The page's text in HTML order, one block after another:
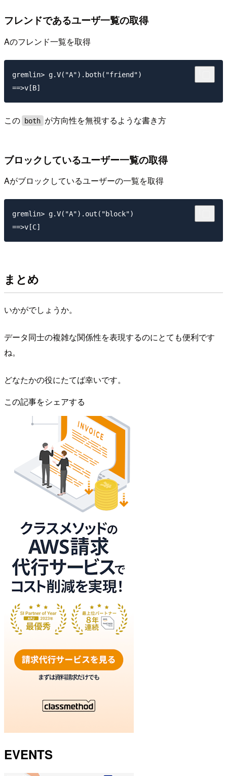
フレンドであるユーザ一覧の取得
Aのフレンド一覧を取得
gremlin> g.V("A").both("friend")
この both が方向性を無視するような書き方
ブロックしているユーザー一覧の取得
Aがブロックしているユーザーの一覧を取得
gremlin> g.V("A").out("block")
まとめ
いかがでしょうか。
データ同士の複雑な関係性を表現するのにとても便利です
ね。
どなたかの役にたてば幸いです。
この記事をシェアする
EVENTS